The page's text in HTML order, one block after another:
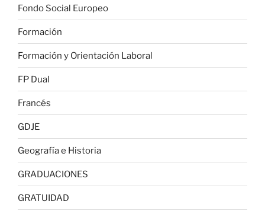
Fondo Social Europeo
Formación
Formación y Orientación Laboral
FP Dual
Francés
GDJE
Geografía e Historia
GRADUACIONES
GRATUIDAD